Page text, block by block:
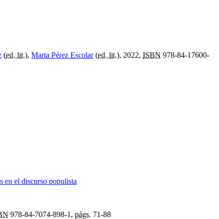
(ed. lit.), Marta Pérez Escolar(ed. lit.), 2022, ISBN 978-84-17600-
en el discurso populista
978-84-7074-898-1, págs. 71-88